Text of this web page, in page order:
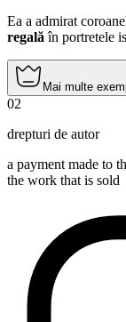
Ea a admirat
regală în portretele
Mai multe
02
drepturi de autor
a payment made to
the work that is sold